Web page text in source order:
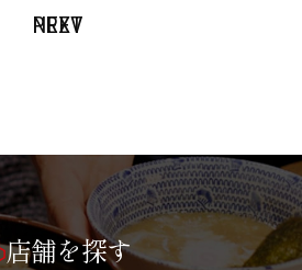
PREV
NEXT
店舗を探す